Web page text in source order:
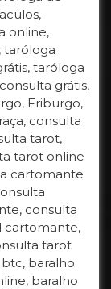
online,
taróloga
taróloga
grátis,
Friburgo,
consulta
tarot,
tarot online
cartomante
consulta
cartomante,
tarot
baralho
baralho